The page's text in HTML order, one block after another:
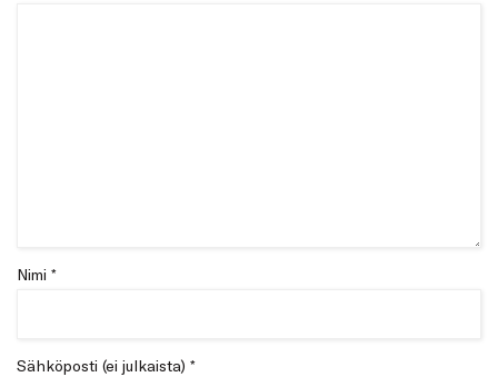
Nimi *
Sähköposti (ei julkaista) *